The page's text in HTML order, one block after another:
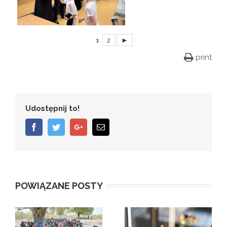
1 2 ►
print
Udostępnij to!
FacebookTwitterGoogle+Email
POWIĄZANE POSTY